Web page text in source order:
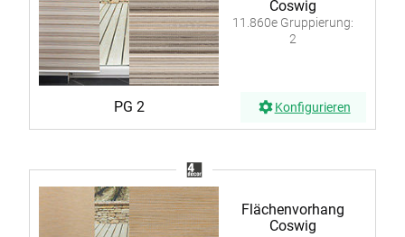
Coswig
11.860e Gruppierung:
2
PG 2 Konfigurieren
Flächenvorhang
Coswig